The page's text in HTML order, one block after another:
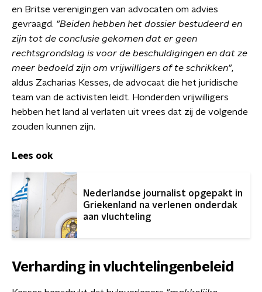
en Britse verenigingen van advocaten om advies
gevraagd. "Beiden hebben het dossier bestudeerd en
zijn tot de conclusie gekomen dat er geen
rechtsgrondslag is voor de beschuldigingen en dat ze
meer bedoeld zijn om vrijwilligers af te schrikken",
aldus Zacharias Kesses, de advocaat die het juridische
team van de activisten leidt. Honderden vrijwilligers
hebben het land al verlaten uit vrees dat zij de volgende
zouden kunnen zijn.
Lees ook
Nederlandse journalist opgepakt in
Griekenland na verlenen onderdak
aan vluchteling
Verharding in vluchtelingenbeleid